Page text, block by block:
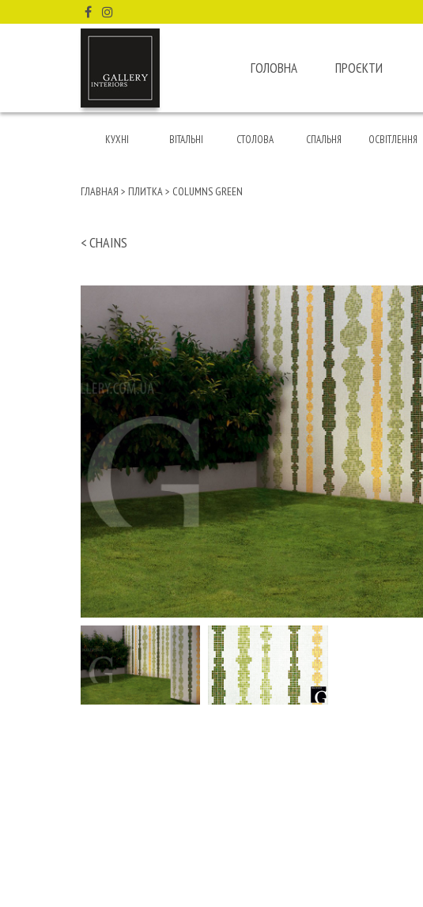
ГОЛОВНА ПРОЄКТИ
КУХНІ ВІТАЛЬНІ СТОЛОВА СПАЛЬНЯ ОСВІТЛЕННЯ
ГЛАВНАЯ > ПЛИТКА> COLUMNS GREEN
< CHAINS